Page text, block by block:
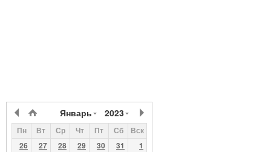
Январь 2023
Пн Вт Ср Чт Пт Сб
Вск
26
27 28 29 30 31
1